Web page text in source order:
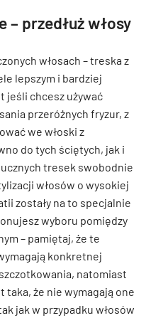
przedłuż włosy
włosach – treska z
lepszym i bardziej
jeśli chcesz używać
przeróżnych fryzur, z
we włoski z
do tych ściętych, jak i
tresek swobodnie
włosów o wysokiej
zostały na to specjalnie
wyboru pomiędzy
– pamiętaj, że te
konkretnej
natomiast
taka, że nie wymagają one
jak w przypadku włosów